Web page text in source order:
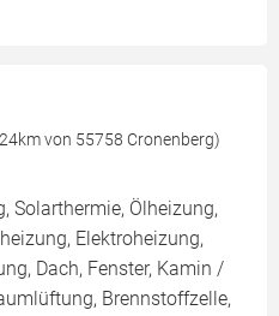
von 55758 Cronenberg)
Solarthermie, Ölheizung,
Elektroheizung,
Dach, Fenster, Kamin /
Brennstoffzelle,